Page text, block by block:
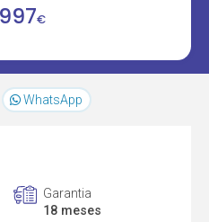
€
WhatsApp
Garantia
18 meses